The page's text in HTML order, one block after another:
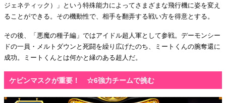
ジェネティック）」という特殊能力によってさまざまな飛行機に姿を変え
ることができる。その機動性で、相手を翻弄する戦い方を得意とする。
その後、「悪魔の種子編」ではアイドル超人軍として参戦。デーモンシー
ドの一員・メルトダウンと死闘を繰り広げたのち、ミートくんの腕奪還に
成功。ミートくんとは何かと縁のある超人だ。
ケビンマスクが重要！ ☆6強力チームで挑む